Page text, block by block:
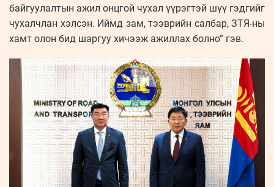
байгуулалтын ажил онцгой чухал үүрэгтэй шүү гэдгийг
чухалчлан хэлсэн. Иймд зам, тээврийн салбар, ЗТЯ-ны
хамт олон бид шаргуу хичээж ажиллах болно” гэв.